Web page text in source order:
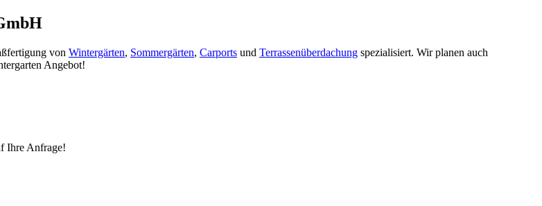
von Wintergärten, Sommergärten, Carports und Terrassenüberdachung spezialisiert. Wir planen auch
Angebot!
Ihre Anfrage!